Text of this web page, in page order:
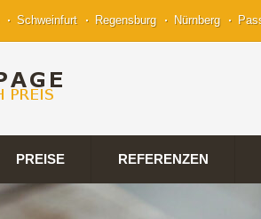
Schweinfurt Regensburg Nürnberg
PREISE REFERENZEN